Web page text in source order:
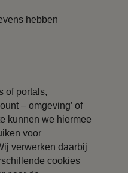
hebben
of portals,
– omgeving’ of
kunnen we hiermee
voor
verwerken daarbij
cookies